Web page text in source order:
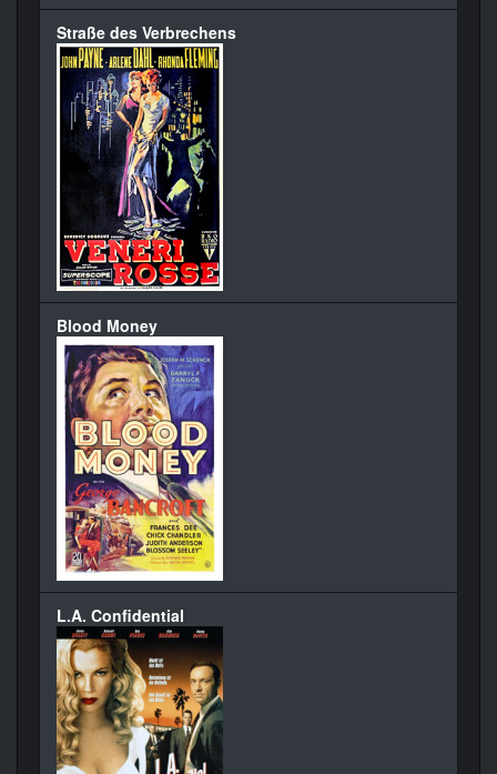
Straße des Verbrechens
Blood Money
L.A. Confidential